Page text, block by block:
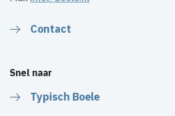
Contact
Snel naar
Typisch Boele